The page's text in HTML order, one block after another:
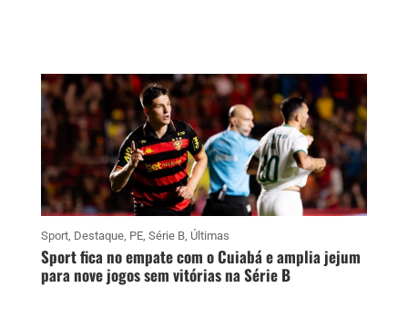
Sport, Destaque, PE, Série B, Últimas
Sport fica no empate com o Cuiabá e amplia jejum
para nove jogos sem vitórias na Série B